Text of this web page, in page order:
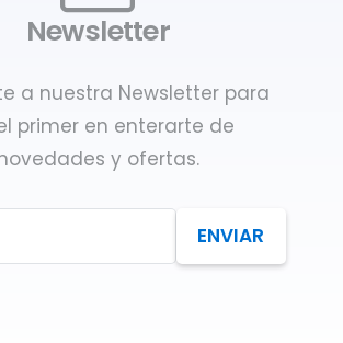
Newsletter
a nuestra Newsletter para
primer en enterarte de
y ofertas.
ENVIAR